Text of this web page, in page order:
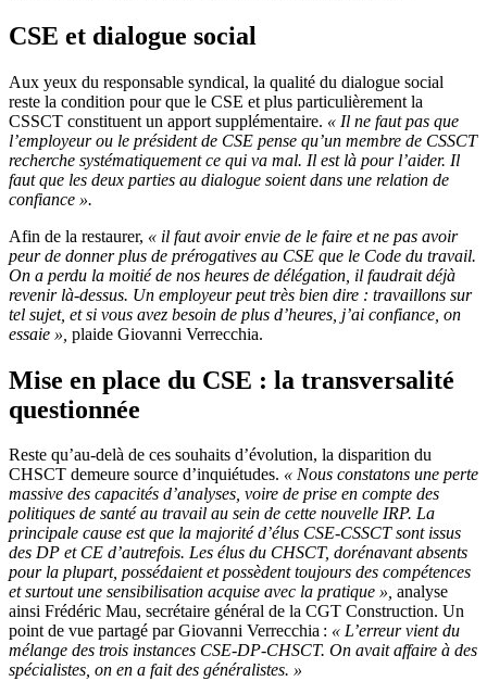
CSE et dialogue social
Aux yeux du responsable syndical, la qualité du dialogue social
reste la condition pour que le CSE et plus particulièrement la
CSSCT constituent un apport supplémentaire. « Il ne faut pas que
l’employeur ou le président de CSE pense qu’un membre de CSSCT
recherche systématiquement ce qui va mal. Il est là pour l’aider. Il
faut que les deux parties au dialogue soient dans une relation de
confiance ».
Afin de la restaurer, « il faut avoir envie de le faire et ne pas avoir
peur de donner plus de prérogatives au CSE que le Code du travail.
On a perdu la moitié de nos heures de délégation, il faudrait déjà
revenir là-dessus. Un employeur peut très bien dire : travaillons sur
tel sujet, et si vous avez besoin de plus d’heures, j’ai confiance, on
essaie », plaide Giovanni Verrecchia.
Mise en place du CSE : la transversalité
questionnée
Reste qu’au-delà de ces souhaits d’évolution, la disparition du
CHSCT demeure source d’inquiétudes. « Nous constatons une perte
massive des capacités d’analyses, voire de prise en compte des
politiques de santé au travail au sein de cette nouvelle IRP. La
principale cause est que la majorité d’élus CSE-CSSCT sont issus
des DP et CE d’autrefois. Les élus du CHSCT, dorénavant absents
pour la plupart, possédaient et possèdent toujours des compétences
et surtout une sensibilisation acquise avec la pratique », analyse
ainsi Frédéric Mau, secrétaire général de la CGT Construction. Un
point de vue partagé par Giovanni Verrecchia : « L’erreur vient du
mélange des trois instances CSE-DP-CHSCT. On avait affaire à des
spécialistes, on en a fait des généralistes. »